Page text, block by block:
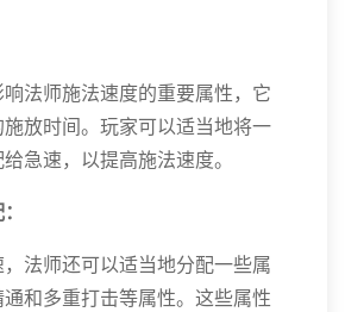
法师施法速度的重要属性，它
放时间。玩家可以适当地将一
急速，以提高施法速度。
法师还可以适当地分配一些属
和多重打击等属性。这些属性